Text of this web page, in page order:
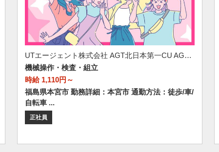
UTエージェント株式会社 AGT北日本第一CU AGT郡山エリア 名郷CL 《Abdv1C》
機械操作・検査・組立
時給 1,110円～
福島県本宮市 勤務詳細：本宮市 通勤方法：徒歩/車/
自転車 ...
正社員